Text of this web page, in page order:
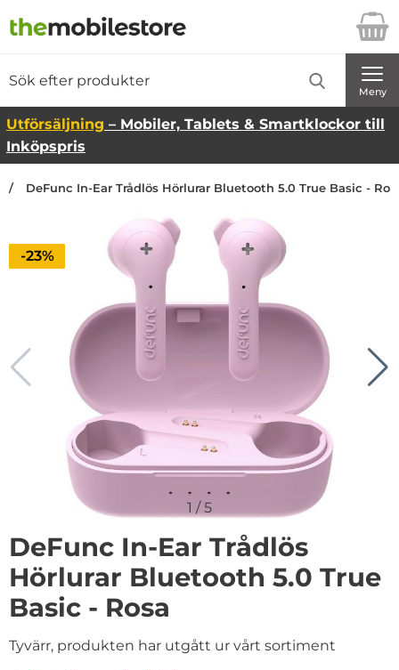
Startsidan för Danira Telecom AB
Meny
Utförsäljning – Mobiler, Tablets & Smartklockor till
Inköpspris
DeFunc In-Ear Trådlös Hörlurar Bluetooth 5.0 True Basic -
Priset är nedsatt med
-23%
1 /5
DeFunc In-Ear Trådlös
Hörlurar Bluetooth 5.0 True
Basic - Rosa
Tyvärr, produkten har utgått ur vårt sortiment